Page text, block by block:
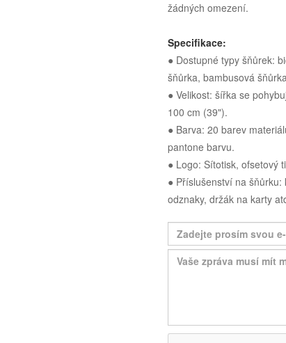
žádných omezení.
Specifikace:
● Dostupné typy šňůrek:
šňůrka, bambusová
● Velikost: šířka se
100 cm (39").
● Barva: 20 barev
pantone barvu.
● Logo: Sítotisk, ofsetový
● Příslušenství na
odznaky, držák na karty